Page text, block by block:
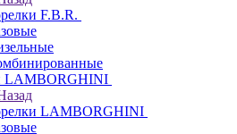
F.B.R.
LAMBORGHINI
LAMBORGHINI